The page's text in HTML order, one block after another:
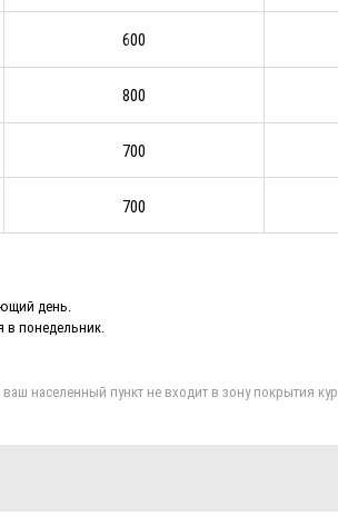
600
800
700
700
день.
в понедельник.
населенный пункт не входит в зону покрытия